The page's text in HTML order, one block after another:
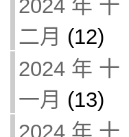
2024 年 十
二月 (12)
2024 年 十
一月 (13)
2024 年 十